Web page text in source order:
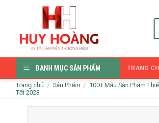
DANH MỤC SẢN PHẨM TRANG
Trang chủ / Sản Phẩm / 100+ Mẫu Sản Phẩm
Tốt 2023